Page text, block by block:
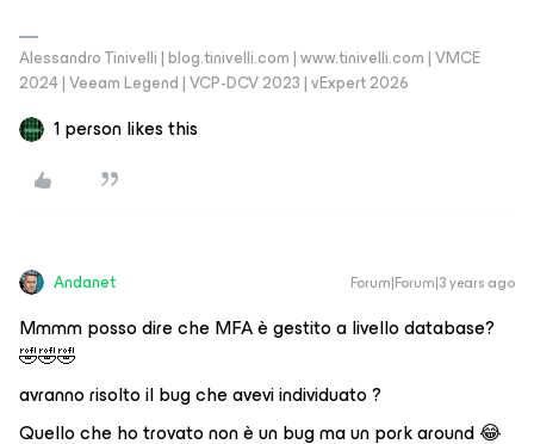
Alessandro Tinivelli | blog.tinivelli.com | www.tinivelli.com | VMCE
2024 | Veeam Legend | VCP-DCV 2023 | vExpert 2026
1 person likes this
Andanet Forum|Forum|3 years ago
Mmmm posso dire che MFA è gestito a livello database?
🤣🤣🤣
avranno risolto il bug che avevi individuato ?
Quello che ho trovato non è un bug ma un pork around 😂